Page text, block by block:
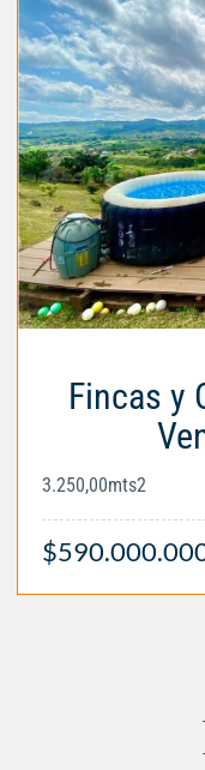
Fincas y
3.250,00mts2